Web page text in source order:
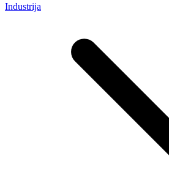
Industrija